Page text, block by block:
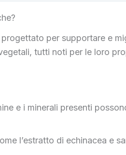
per supportare e
tutti noti per le loro
e i minerali presenti
l’estratto di echinacea e